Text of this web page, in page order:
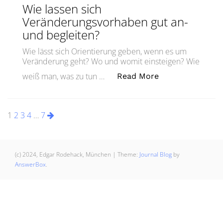
Wie lassen sich
Veränderungsvorhaben gut an-
und begleiten?
Wie lässt sich Orientierung geben, wenn es um
Veränderung geht? Wo und womit einsteigen? Wie
weiß man, was zu tun …
Read More„Wie lassen
Seitennummerierung
Beiträge
1 2 3 4 … 7
(c) 2024, Edgar Rodehack, München | Theme: Journal Blog by
AnswerBox.